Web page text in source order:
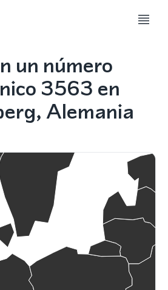
un número
3563 en
Alemania